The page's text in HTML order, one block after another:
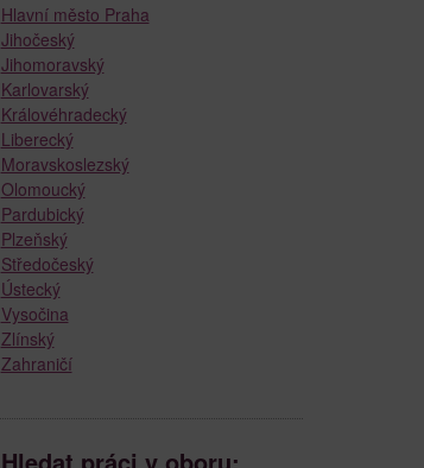
Hlavní město Praha
Jihočeský
Jihomoravský
Karlovarský
Královéhradecký
Liberecký
Moravskoslezský
Olomoucký
Pardubický
Plzeňský
Středočeský
Ústecký
Vysočina
Zlínský
Zahraničí
Hledat práci v oboru: